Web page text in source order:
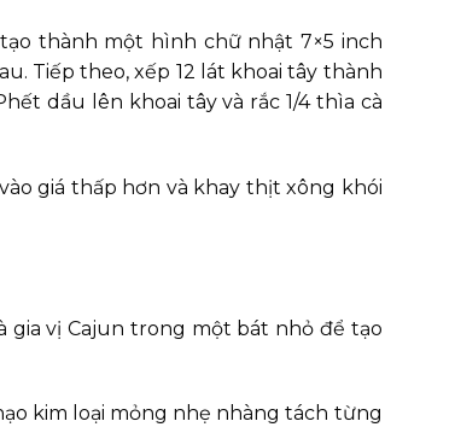
thành một hình chữ nhật 7×5 inch
Tiếp theo, xếp 12 lát khoai tây thành
dầu lên khoai tây và rắc 1/4 thìa cà
giá thấp hơn và khay thịt xông khói
gia vị Cajun trong một bát nhỏ để tạo
kim loại mỏng nhẹ nhàng tách từng